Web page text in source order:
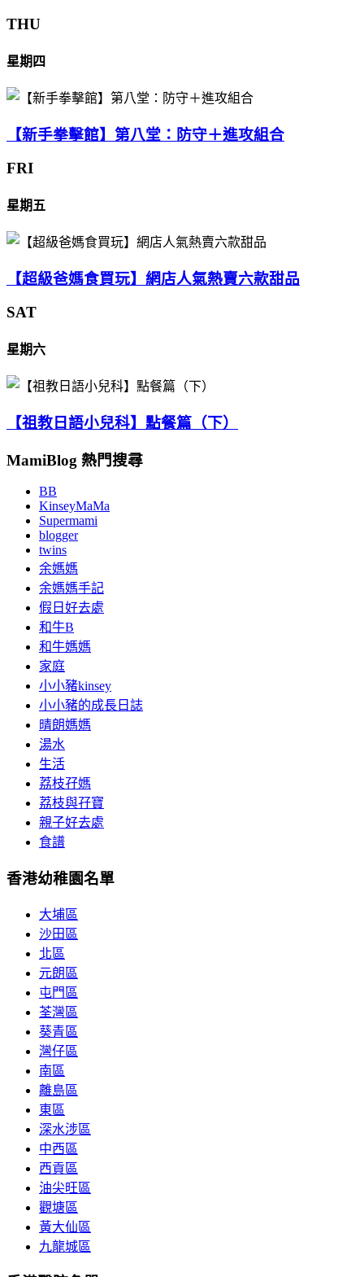
THU
星期四
【新手拳擊館】第八堂：防守＋進攻組合
FRI
星期五
【超級爸媽食買玩】網店人氣熱賣六款甜品
SAT
星期六
【祖教日語小兒科】點餐篇（下）
MamiBlog 熱門搜尋
BB
KinseyMaMa
Supermami
blogger
twins
余媽媽
余媽媽手記
假日好去處
和牛B
和牛媽媽
家庭
小小豬kinsey
小小豬的成長日誌
晴朗媽媽
湯水
生活
荔枝孖媽
荔枝與孖寶
親子好去處
食譜
香港幼稚園名單
大埔區
沙田區
北區
元朗區
屯門區
荃灣區
葵青區
灣仔區
南區
離島區
東區
深水涉區
中西區
西貢區
油尖旺區
觀塘區
黃大仙區
九龍城區